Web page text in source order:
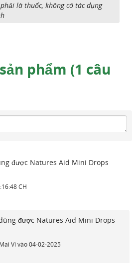
là thuốc, không có tác dụng
phẩm (1 câu
được Natures Aid Mini Drops
CH
được Natures Aid Mini Drops
Vi vào04-02-2025